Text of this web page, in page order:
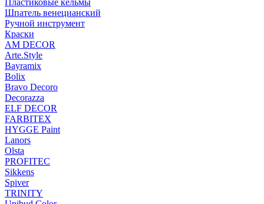
Шпатель венецианский
Ручной инструмент
Краски
AM DECOR
Arte.Style
Bayramix
Bolix
Bravo Decoro
Decorazza
ELF DECOR
FARBITEX
HYGGE Paint
Lanors
Olsta
PROFITEC
Sikkens
Spiver
TRINITY